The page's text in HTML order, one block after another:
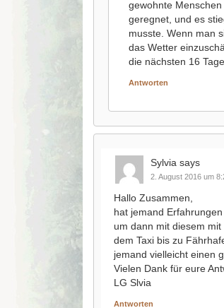
gewohnte
geregnet, und es
musste. Wenn man
das Wetter
die nächsten 16
Antworten
Sylvia says
2. August 2016 um
Hallo Zusammen,
hat jemand
um dann mit diesem
dem Taxi bis zu
jemand vielleicht einen
Vielen Dank für eure
LG Slvia
Antworten